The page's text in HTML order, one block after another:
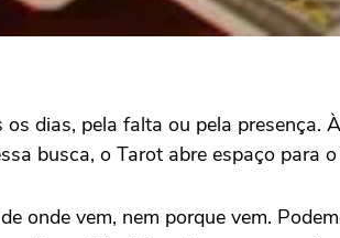
dias, pela falta ou pela
busca, o Tarot abre espaço para
onde vem, nem porque vem.